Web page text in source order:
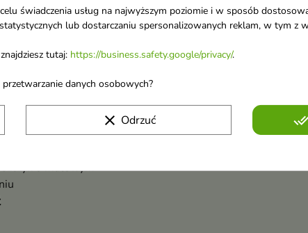
Lasting Błyszczyk
o matowym
świadczenia usług na najwyższym poziomie i w sposób
lub dostarczaniu spersonalizowanych reklam, w tym z
tutaj: https://business.safety.google/privacy/.
danych osobowych?
clear Odrzuć